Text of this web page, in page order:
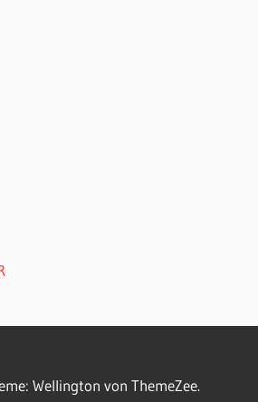
Wellington von ThemeZee.